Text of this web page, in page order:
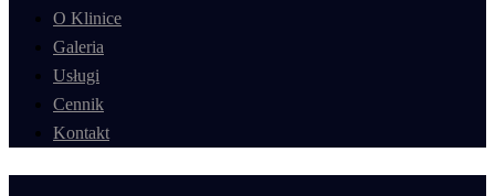
O Klinice
Galeria
Usługi
Cennik
Kontakt